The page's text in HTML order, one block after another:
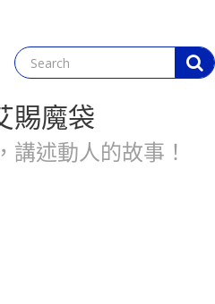
賜魔袋
講述動人的故事！